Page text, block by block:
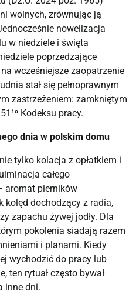
wolnych, zrównując ją
nowelizacja
w niedziele i święta
poprzedzające
wcześniejsze zaopatrzenie
stał się pełnoprawnym
zastrzeżeniem: zamkniętym
Kodeksu pracy.
dnia w polskim domu
tylko kolacja z opłatkiem i
całego
aromat pierników
kolęd dochodzący z radia,
zapachu żywej jodły. Dla
pokolenia siadają razem
i planami. Kiedy
wychodzić do pracy lub
ten rytuał często bywał
inne dni.